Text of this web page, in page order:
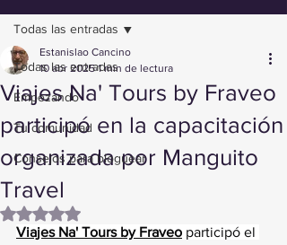
Todas las entradas
Empezando
Tu comunidad
Consejos para bloguear
Todas las entradas
Viajes Na' Tours by Fraveo
participó en la capacitación
organizada por Manguito
Travel
Estanislao Cancino
10 abr 2025 1 min de lectura
Obtuvo NaN de 5 estrellas.
Viajes Na' Tours by Fraveo participó el